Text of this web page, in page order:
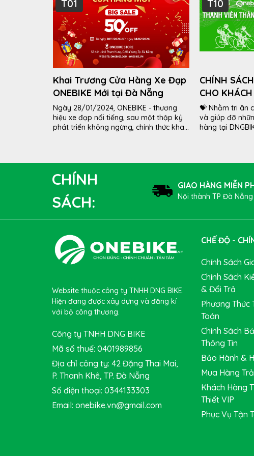
T01
Khai Trương Cửa Hàng Xe Đạp
ONEBIKE Mới tại Đà Nẵng
Ngày 28/01/2024, ONEBIKE - thương
hiệu xe đạp nổi tiếng, sau một thập kỷ
phát triển không ngừng, chính thức khai
T10
CHÍNH
CHO
THIẾT CỦA
DNGBIKE
💝 Nhằm tri ân
và giúp đỡ
hàng tại
CHÍNH
SÁCH:
GIAO HÀNG MIỄN
Nội thành TP Đà Nẵng
Website thuộc công ty TNHH DNG BIKE.
Hiện đang được xây dựng và đăng kí
với bộ công thương.
Công ty TNHH DNG BIKE
Mã số thuế: 0401989856
Địa chỉ công ty: 42 Đặng Thai Mai,
P. Thanh Khê, TP. Đà Nẵng
Số điện thoại: 0344133303
Email: onebike.vn@gmail.com
CHẾ ĐỘ -
Chính Sách
Chính Sách
& Đổi Trả
Phương Thức
Toán
Chính Sách
Thông Tin
Bảo Hành &
Mua Hàng
Khách Hàng
Thiết VIP
Phục Vụ Tận